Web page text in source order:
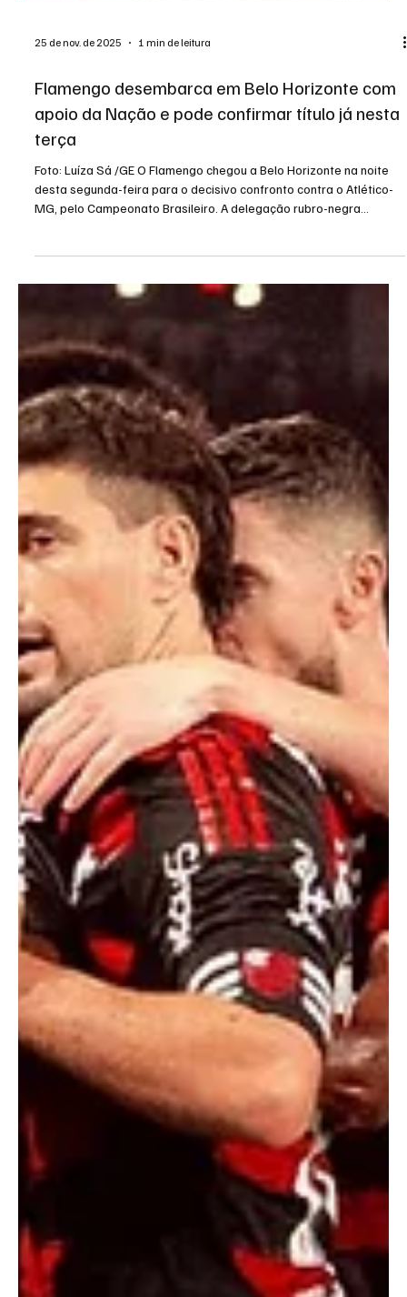
25 de nov. de 2025 1 min de leitura
desta segunda-feira para o decisivo confronto contra o Atlético-
MG, pelo Campeonato Brasileiro. A delegação rubro-negra
desembarcou com o elenco praticamente completo e foi recebida
em clima de festa na capital mineira. Cerca de 50 torcedores
aguardaram a equipe no hotel, entoando cânticos de apoio e
celebrando a possibilidade de o clube conquistar mais um título
nacional. Gritos de “seremos campeões” e sinalizado